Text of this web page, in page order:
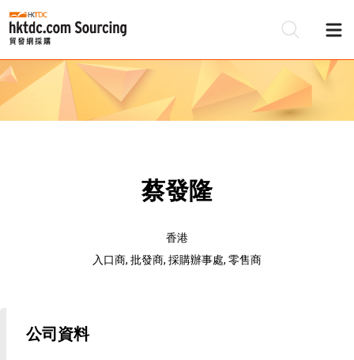
蔡發隆
香港
入口商, 批發商, 採購辦事處, 零售商
公司資料